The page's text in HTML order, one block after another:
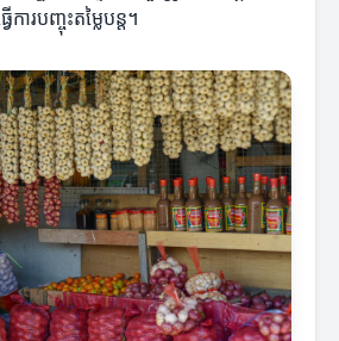
ការបញ្ចុះតម្លៃបន្ត។